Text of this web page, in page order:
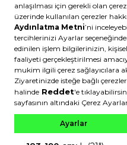
Fitness ve kondisyon:
Hafta sonu macera:
Teknik parkurlar:Full
Yarış:Kategoriye uygun
Boy ve Kadro
Doğru beden seçimi,
155-165 cm:XS (15")
165-175 cm:S (17")
175-183 cm:M (19")